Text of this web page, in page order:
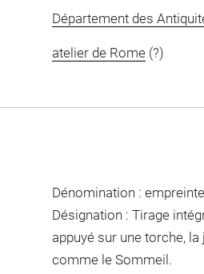
Département des
atelier de Rome(?)
Dénomination :
Désignation : Tirage
appuyé sur une torche,
comme le Sommeil.